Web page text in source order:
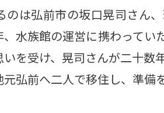
は弘前市の坂口晃司さん
水族館の運営に携わってい
を受け、晃司さんが二十数
弘前へ二人で移住し、準備